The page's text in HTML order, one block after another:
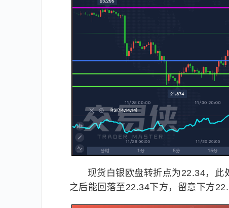
现货白银欧盘转折点为22.34，此
之后能回落至22.34下方，留意下方